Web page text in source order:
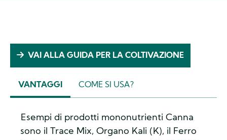
VANTAGGI
(ACTIVE
COME SI USA?
VAI ALLA GUIDA PER LA COLTIVAZIONE
Esempi di prodotti mononutrienti Canna
sono il Trace Mix, Organo Kali (K), il Ferro